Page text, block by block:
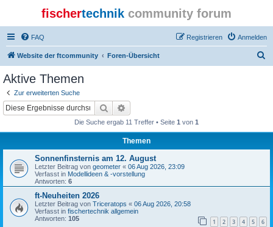
fischertechnik community forum
FAQ Anmelden
Registrieren
Website der ftcommunity Foren-Übersicht
Aktive Themen
Zur erweiterten Suche
Suche
Die Suche ergab 11 Treffer • Seite 1 von 1
Themen
Sonnenfinsternis am 12. August
Letzter Beitrag von geometer « 06 Aug 2026, 23:09
Verfasst in Modellideen & -vorstellung
Antworten: 6
ft-Neuheiten 2026
Letzter Beitrag von Triceratops « 06 Aug 2026, 20:58
Verfasst in fischertechnik allgemein
Antworten: 105 1 2 3 4 5 6